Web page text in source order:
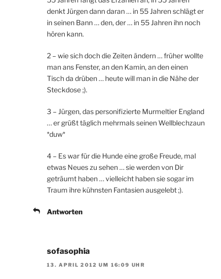
denkt Jürgen dann daran … in 55 Jahren schlägt er
in seinen Bann … den, der … in 55 Jahren ihn noch
hören kann.
2 – wie sich doch die Zeiten ändern … früher wollte
man ans Fenster, an den Kamin, an den einen
Tisch da drüben … heute will man in die Nähe der
Steckdose ;).
3 – Jürgen, das personifizierte Murmeltier England
… er grüßt täglich mehrmals seinen Wellblechzaun
*duw*
4 – Es war für die Hunde eine große Freude, mal
etwas Neues zu sehen … sie werden von Dir
geträumt haben … vielleicht haben sie sogar im
Traum ihre kühnsten Fantasien ausgelebt ;).
Antworten
sofasophia
13. APRIL 2012 UM 16:09 UHR